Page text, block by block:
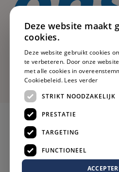
Deze website maakt
cookies.
Deze website gebruikt cookies
te verbeteren. Door onze
met alle cookies in
Cookiebeleid. Lees verder
STRIKT NOODZAKELIJK
PRESTATIE
TARGETING
FUNCTIONEEL